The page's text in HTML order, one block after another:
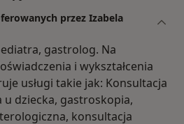
przez Izabela
gastrolog. Na
i wykształcenia
usługi takie jak: Konsultacja
dziecka, gastroskopia,
konsultacja